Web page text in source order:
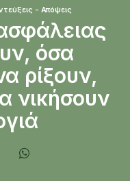
- Απόψεις
όσα
ρίξουν,
νικήσουν